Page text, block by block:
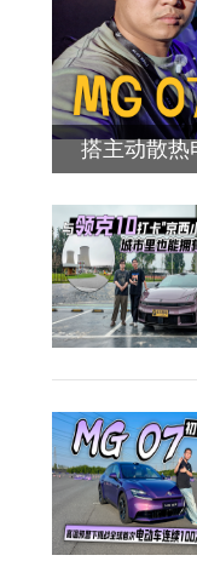
搭主动散热